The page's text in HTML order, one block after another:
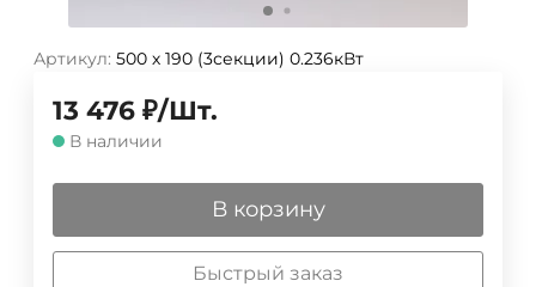
Артикул: 500 х 190 (3секции) 0.236кВт
13 476 ₽/Шт.
В наличии
В корзину
Быстрый заказ